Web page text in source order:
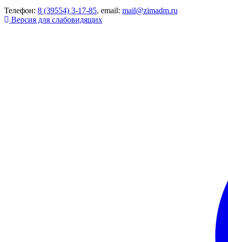
Телефон: 8 (39554) 3-17-85, email: mail@zimadm.ru
Версия для слабовидящих